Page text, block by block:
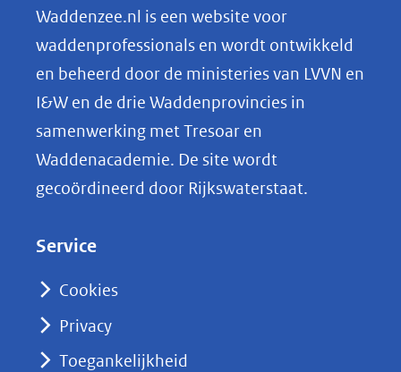
n
o
p
k
e
nieuw
Waddenzee.nl is een website voor
waddenprofessionals en wordt ontwikkeld
en beheerd door de ministeries van LVVN en
I&W en de drie Waddenprovincies in
samenwerking met Tresoar en
Waddenacademie. De site wordt
gecoördineerd door Rijkswaterstaat.
Service
Cookies
Privacy
Toegankelijkheid